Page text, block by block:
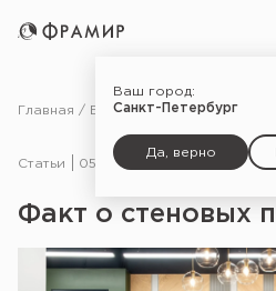
Ваш город:
Санкт-Петербург
Да, верно
Главная Блог Статьи
Статьи 05.02.25
Факт о стеновых